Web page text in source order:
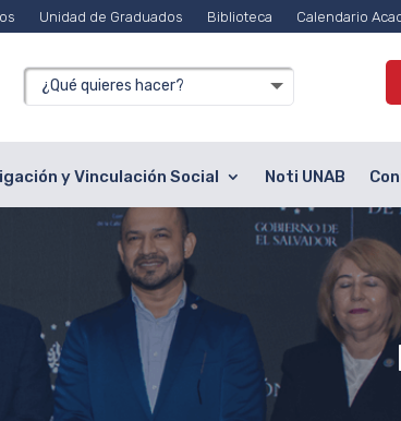
Unidad de Graduados Biblioteca Calendario
y Vinculación Social Noti UNAB